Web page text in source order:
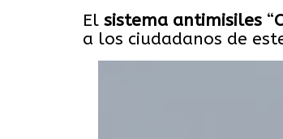
El sistema antimisiles “
a los ciudadanos de